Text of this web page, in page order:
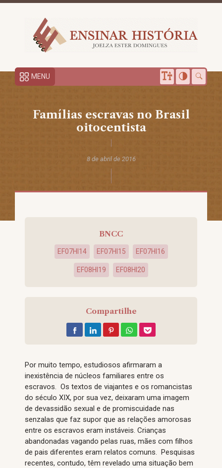
MENU
Famílias escravas no Brasil
oitocentista
8 de abril de 2016
BNCC
EF07HI14 EF07HI15 EF07HI16
EF08HI19 EF08HI20
Compartilhe
Por muito tempo, estudiosos afirmaram a
inexistência de núcleos familiares entre os
escravos. Os textos de viajantes e os romancistas
do século XIX, por sua vez, deixaram uma imagem
de devassidão sexual e de promiscuidade nas
senzalas que faz supor que as relações amorosas
entre os escravos eram instáveis. Crianças
abandonadas vagando pelas ruas, mães com filhos
de pais diferentes eram relatos comuns. Pesquisas
recentes, contudo, têm revelado uma situação bem